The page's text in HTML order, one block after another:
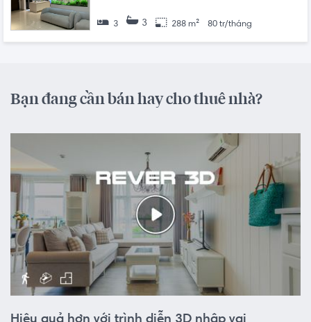
3 3 288 m² 80 tr/tháng
Bạn đang cần bán hay cho thuê nhà?